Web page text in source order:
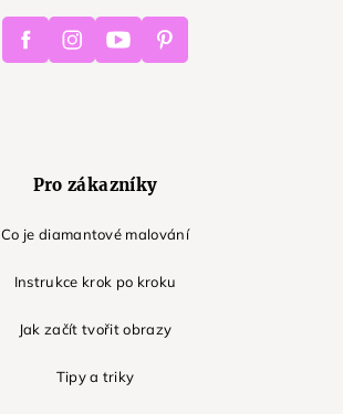
FacebookInstagramYoutube Pinterest
Pro zákazníky
Co je diamantové malování
Instrukce krok po kroku
Jak začít tvořit obrazy
Tipy a triky